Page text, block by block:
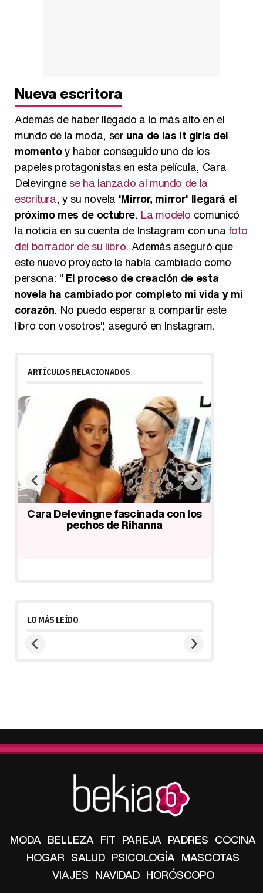
Nueva escritora
Además de haber llegado a lo más alto en el
mundo de la moda, ser una de las it girls del
momentoy haber conseguido uno de los
papeles protagonistas en esta película, Cara
Delevingnese ha lanzado al mundo de la
escritura, y su novela 'Mirror, mirror' llegará el
próximo mes de octubre. La modelo comunicó
la noticia en su cuenta de Instagram con unafoto
del borrador de su libro. Además aseguró que
este nuevo proyecto le había cambiado como
persona: " El proceso de creación de esta
novela ha cambiado por completo mi vida y mi
corazón. No puedo esperar a compartir este
libro con vosotros", aseguró en Instagram.
ARTÍCULOS RELACIONADOS
Cara Delevingne fascinada con los
pechos de Rihanna
LO MÁS LEÍDO
MODA BELLEZA FIT PAREJA PADRES COCINA
HOGAR SALUD PSICOLOGÍA MASCOTAS
VIAJES NAVIDAD HORÓSCOPO